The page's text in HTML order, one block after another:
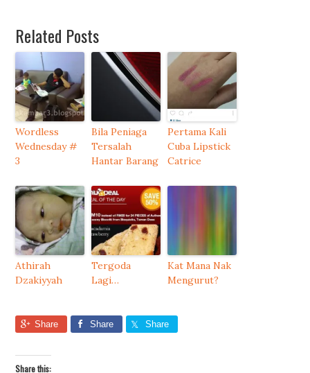
Related Posts
Wordless
Wednesday #
3
Bila Peniaga
Tersalah
Hantar Barang
Pertama Kali
Cuba Lipstick
Catrice
Athirah
Dzakiyyah
Tergoda
Lagi…
Kat Mana Nak
Mengurut?
Share Share Share
Share this: